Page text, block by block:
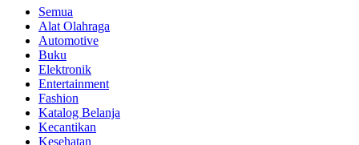
Semua
Alat Olahraga
Automotive
Buku
Elektronik
Entertainment
Fashion
Katalog Belanja
Kecantikan
Kesehatan